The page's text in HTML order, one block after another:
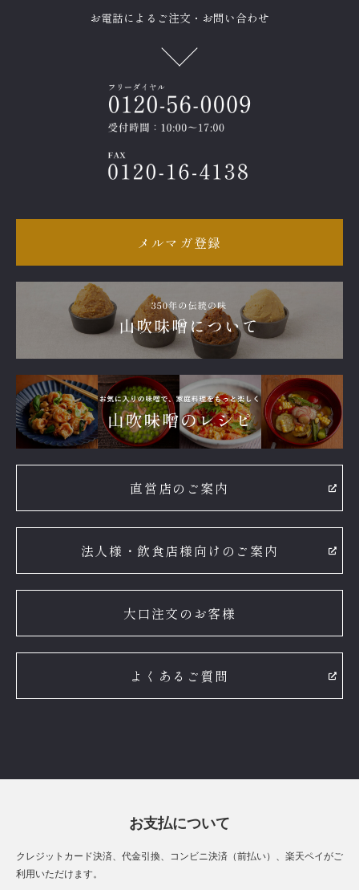
お電話によるご注文・お問い合わせ
メルマガ登録
直営店のご案内
法人様・飲食店様向けのご案内
大口注文のお客様
よくあるご質問
お支払について
クレジットカード決済、代金引換、コンビニ決済（前払い）、楽天ペイがご
利用いただけます。